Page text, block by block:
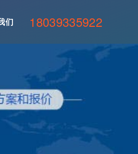
们 18039335922